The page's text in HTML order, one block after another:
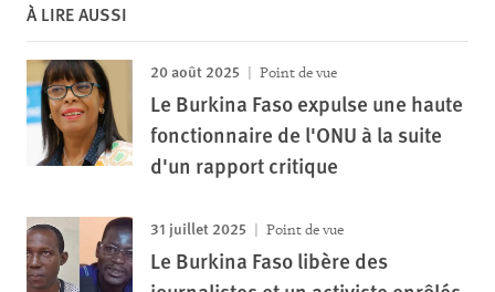
À LIRE AUSSI
20 août 2025 Point de vue
Le Burkina Faso expulse une haute
fonctionnaire de l'ONU à la suite
d'un rapport critique
31 juillet 2025 Point de vue
Le Burkina Faso libère des